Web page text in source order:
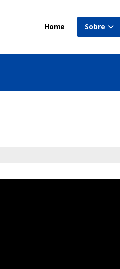
Home Sobre